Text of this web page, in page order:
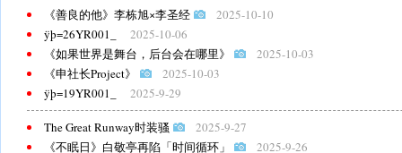
《善良的他》李栋旭×李圣经
2025-10-10
ÿþ=26YR001_
2025-10-06
《如果世界是舞台，后台会在哪里》
2025-10-03
《申社长Project》
2025-10-03
ÿþ=19YR001_
2025-9-29
The Great Runway时装骚
2025-9-27
《不眠日》白敬亭再陷「时间循环」
2025-9-26